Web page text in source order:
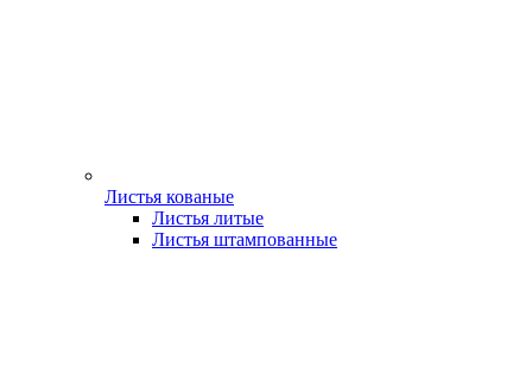
Листья кованые
Листья литые
Листья штампованные